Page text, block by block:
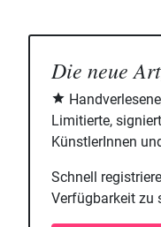
Die neue
Limitierte,
KünstlerInnen
Schnell
Verfügbarkeit zu